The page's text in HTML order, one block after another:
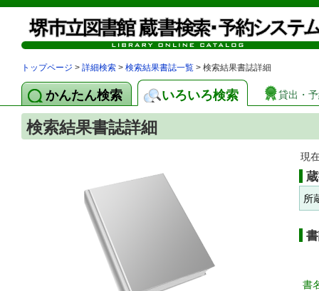
トップページ > 詳細検索 > 検索結果書誌一覧 > 検索結果書誌詳細
かんたん検索 いろいろ検索 貸出・
検索結果書誌詳細
現
所
書